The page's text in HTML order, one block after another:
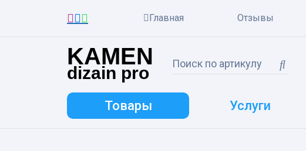
Главная Отзывы
KAMEN
dizain pro
Товары Услуги